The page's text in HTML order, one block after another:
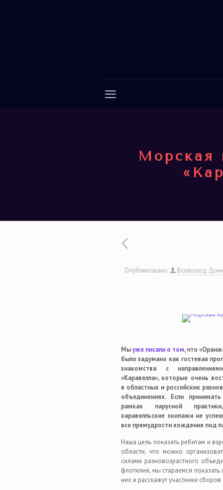
Морская
Опубликовано Всеволод
Мыуже писали о том, что
было задумано как гостевая
знакомства с
«Каравелла», которые очень
в областных и российских
объединениях. Если
рамках парусной
каравелльские экипажи не
все премудрости хождения под
Наша цель показать ребятам и
области, что можно
силами разновозрастного
флотилия, мы стараемся
них и расскажут участники